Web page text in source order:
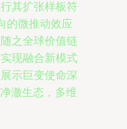
其扩张样板符
的微推动效应
之全球价值链
现融合新模式
示巨变使命深
澈生态，多维